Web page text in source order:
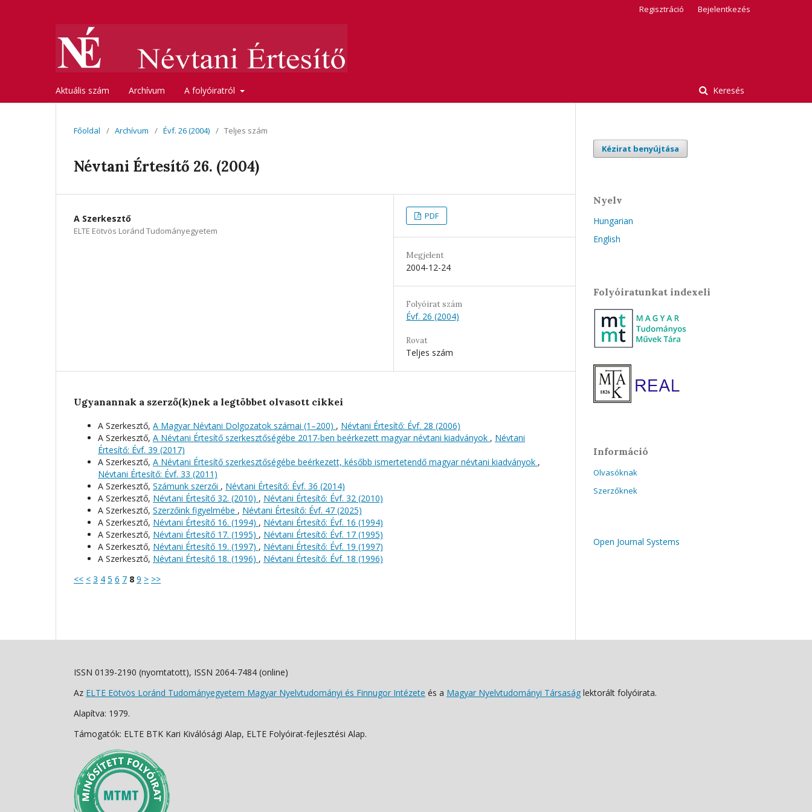
Aktuális szám Archívum A folyóiratról Keresés
Regisztráció Bejelentkezés
Főoldal / Archívum / Évf. 26 (2004) / Teljes szám
Névtani Értesítő 26. (2004)
A Szerkesztő
ELTE Eötvös Loránd Tudományegyetem
PDF
Megjelent
2004-12-24
Folyóirat szám
Évf. 26 (2004)
Rovat
Teljes szám
Ugyanannak a szerző(k)nek a legtöbbet olvasott cikkei
A Szerkesztő, A Magyar Névtani Dolgozatok számai (1–200) , Névtani Értesítő: Évf. 28 (2006)
A Szerkesztő, A Névtani Értesítő szerkesztőségébe 2017-ben beérkezett magyar névtani kiadványok , Névtani
Értesítő: Évf. 39 (2017)
A Szerkesztő, A Névtani Értesítő szerkesztőségébe beérkezett, később ismertetendő magyar névtani kiadványok ,
Névtani Értesítő: Évf. 33 (2011)
A Szerkesztő, Számunk szerzői , Névtani Értesítő: Évf. 36 (2014)
A Szerkesztő, Névtani Értesítő 32. (2010) , Névtani Értesítő: Évf. 32 (2010)
A Szerkesztő, Szerzőink figyelmébe , Névtani Értesítő: Évf. 47 (2025)
A Szerkesztő, Névtani Értesítő 16. (1994) , Névtani Értesítő: Évf. 16 (1994)
A Szerkesztő, Névtani Értesítő 17. (1995) , Névtani Értesítő: Évf. 17 (1995)
A Szerkesztő, Névtani Értesítő 19. (1997) , Névtani Értesítő: Évf. 19 (1997)
A Szerkesztő, Névtani Értesítő 18. (1996) , Névtani Értesítő: Évf. 18 (1996)
<< < 3 4 5 6 7 8 9 > >>
Kézirat benyújtása
Nyelv
Hungarian
English
Folyóiratunkat indexeli
Információ
Olvasóknak
Szerzőknek
Open Journal Systems
ISSN 0139-2190 (nyomtatott), ISSN 2064-7484 (online)
Az ELTE Eötvös Loránd Tudományegyetem Magyar Nyelvtudományi és Finnugor Intézete és a Magyar Nyelvtudományi Társaság lektorált folyóirata.
Alapítva: 1979.
Támogatók: ELTE BTK Kari Kiválósági Alap, ELTE Folyóirat-fejlesztési Alap.